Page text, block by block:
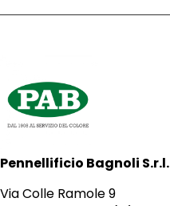
Pennellificio Bagnoli S.r.l.
Via Colle Ramole 9